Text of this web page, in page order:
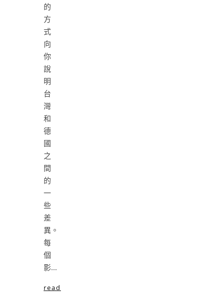
的
方
式
向
你
說
明
台
灣
和
德
國
之
間
的
一
些
差
異。
每
個
影...
read